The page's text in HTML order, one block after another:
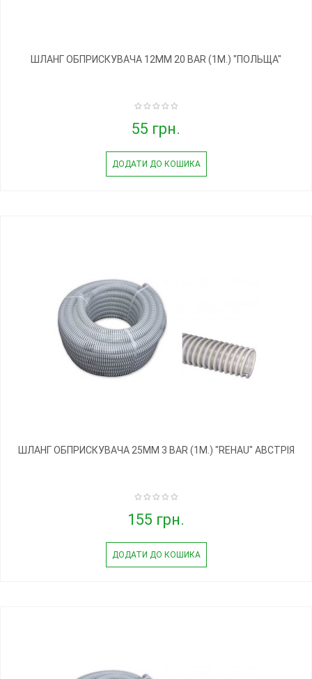
ШЛАНГ ОБПРИСКУВАЧА 12ММ 20 BAR (1М.) "ПОЛЬЩА"
55 грн.
ДОДАТИ ДО КОШИКА
ШЛАНГ ОБПРИСКУВАЧА 25ММ 3 BAR (1М.) "REHAU" АВСТРІЯ
155 грн.
ДОДАТИ ДО КОШИКА